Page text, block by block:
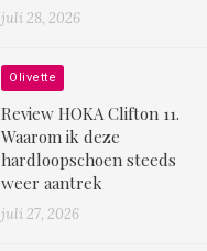
juli 28, 2026
Olivette
Review HOKA Clifton 11.
Waarom ik deze
hardloopschoen steeds
weer aantrek
juli 27, 2026